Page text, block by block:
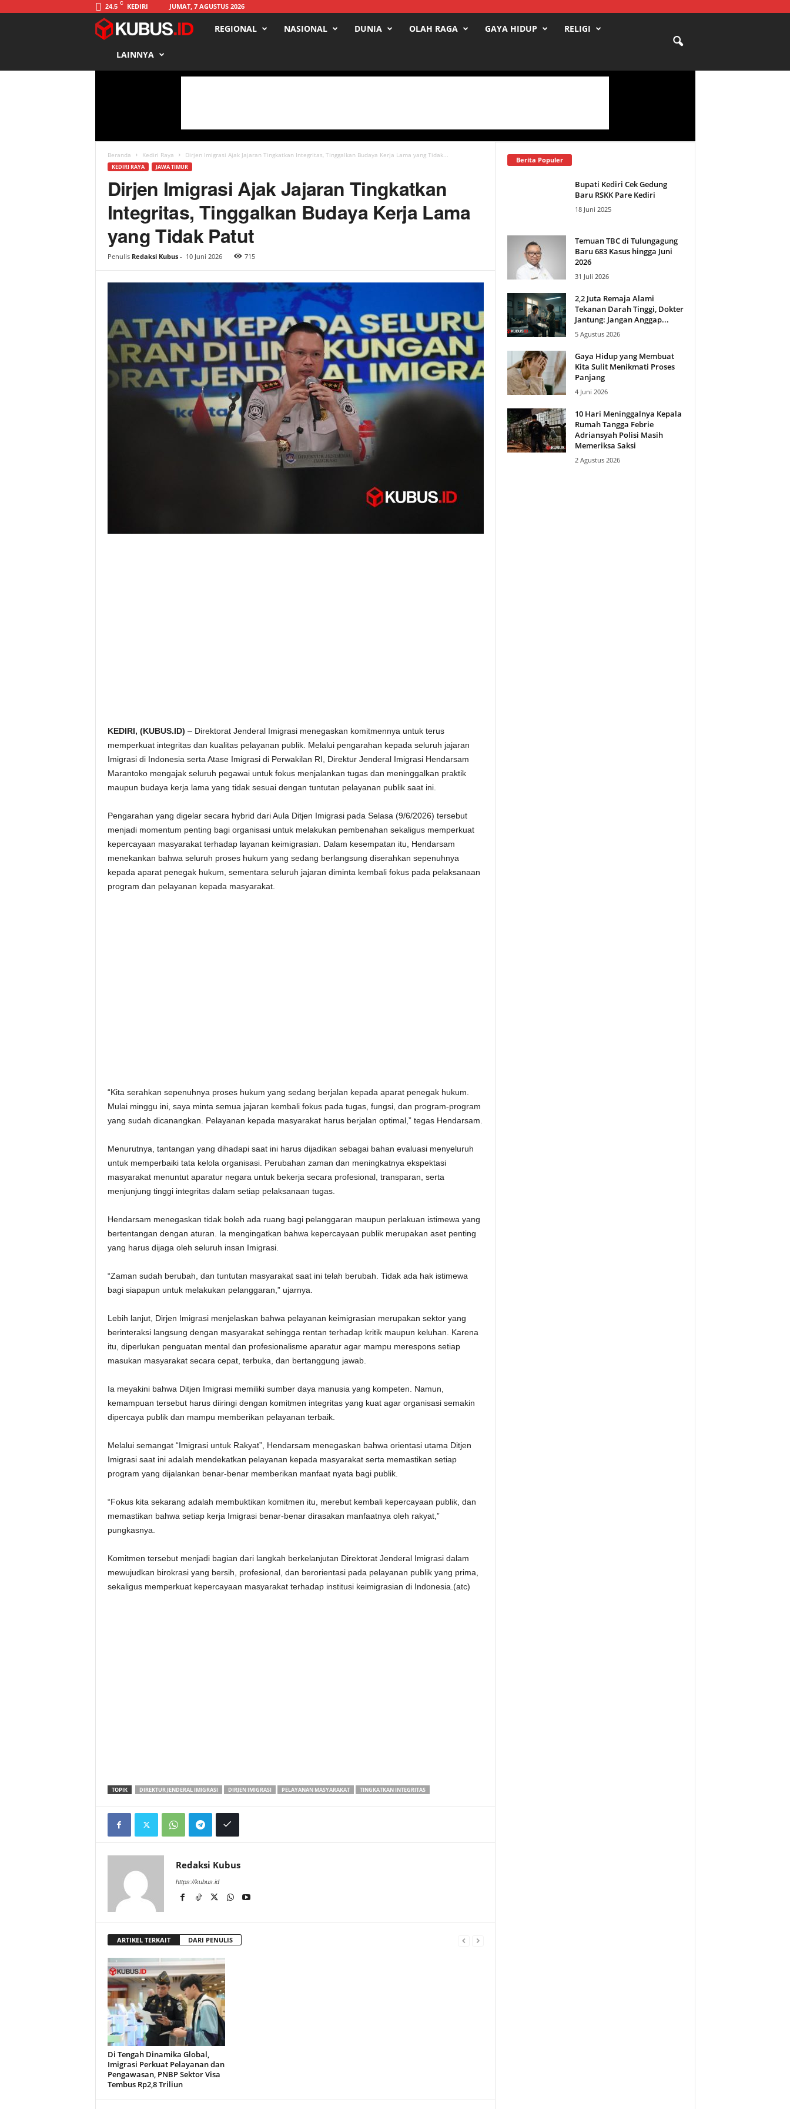
24.5 C KEDIRI JUMAT, 7 AGUSTUS 2026
s
REGIONAL NASIONAL DUNIA OLAH RAGA GAYA HIDUP RELIGI
LAINNYA
Beranda Kediri Raya Dirjen Imigrasi Ajak Jajaran Tingkatkan Integritas, Tinggalkan Budaya Kerja Lama yang Tidak...
KEDIRI RAYA JAWA TIMUR
Dirjen Imigrasi Ajak Jajaran Tingkatkan
Integritas, Tinggalkan Budaya Kerja Lama
yang Tidak Patut
Penulis Redaksi Kubus- 10 Juni 2026 715
KEDIRI, (KUBUS.ID) – Direktorat Jenderal Imigrasi menegaskan komitmennya untuk terus
memperkuat integritas dan kualitas pelayanan publik. Melalui pengarahan kepada seluruh jajaran
Imigrasi di Indonesia serta Atase Imigrasi di Perwakilan RI, Direktur Jenderal Imigrasi Hendarsam
Marantoko mengajak seluruh pegawai untuk fokus menjalankan tugas dan meninggalkan praktik
maupun budaya kerja lama yang tidak sesuai dengan tuntutan pelayanan publik saat ini.
Pengarahan yang digelar secara hybrid dari Aula Ditjen Imigrasi pada Selasa (9/6/2026) tersebut
menjadi momentum penting bagi organisasi untuk melakukan pembenahan sekaligus memperkuat
kepercayaan masyarakat terhadap layanan keimigrasian. Dalam kesempatan itu, Hendarsam
menekankan bahwa seluruh proses hukum yang sedang berlangsung diserahkan sepenuhnya
kepada aparat penegak hukum, sementara seluruh jajaran diminta kembali fokus pada pelaksanaan
program dan pelayanan kepada masyarakat.
“Kita serahkan sepenuhnya proses hukum yang sedang berjalan kepada aparat penegak hukum.
Mulai minggu ini, saya minta semua jajaran kembali fokus pada tugas, fungsi, dan program-program
yang sudah dicanangkan. Pelayanan kepada masyarakat harus berjalan optimal,” tegas Hendarsam.
Menurutnya, tantangan yang dihadapi saat ini harus dijadikan sebagai bahan evaluasi menyeluruh
untuk memperbaiki tata kelola organisasi. Perubahan zaman dan meningkatnya ekspektasi
masyarakat menuntut aparatur negara untuk bekerja secara profesional, transparan, serta
menjunjung tinggi integritas dalam setiap pelaksanaan tugas.
Hendarsam menegaskan tidak boleh ada ruang bagi pelanggaran maupun perlakuan istimewa yang
bertentangan dengan aturan. Ia mengingatkan bahwa kepercayaan publik merupakan aset penting
yang harus dijaga oleh seluruh insan Imigrasi.
“Zaman sudah berubah, dan tuntutan masyarakat saat ini telah berubah. Tidak ada hak istimewa
bagi siapapun untuk melakukan pelanggaran,” ujarnya.
Lebih lanjut, Dirjen Imigrasi menjelaskan bahwa pelayanan keimigrasian merupakan sektor yang
berinteraksi langsung dengan masyarakat sehingga rentan terhadap kritik maupun keluhan. Karena
itu, diperlukan penguatan mental dan profesionalisme aparatur agar mampu merespons setiap
masukan masyarakat secara cepat, terbuka, dan bertanggung jawab.
Ia meyakini bahwa Ditjen Imigrasi memiliki sumber daya manusia yang kompeten. Namun,
kemampuan tersebut harus diiringi dengan komitmen integritas yang kuat agar organisasi semakin
dipercaya publik dan mampu memberikan pelayanan terbaik.
Melalui semangat “Imigrasi untuk Rakyat”, Hendarsam menegaskan bahwa orientasi utama Ditjen
Imigrasi saat ini adalah mendekatkan pelayanan kepada masyarakat serta memastikan setiap
program yang dijalankan benar-benar memberikan manfaat nyata bagi publik.
“Fokus kita sekarang adalah membuktikan komitmen itu, merebut kembali kepercayaan publik, dan
memastikan bahwa setiap kerja Imigrasi benar-benar dirasakan manfaatnya oleh rakyat,”
pungkasnya.
Komitmen tersebut menjadi bagian dari langkah berkelanjutan Direktorat Jenderal Imigrasi dalam
mewujudkan birokrasi yang bersih, profesional, dan berorientasi pada pelayanan publik yang prima,
sekaligus memperkuat kepercayaan masyarakat terhadap institusi keimigrasian di Indonesia.(atc)
TOPIK DIREKTUR JENDERAL IMIGRASI DIRJEN IMIGRASI PELAYANAN MASYARAKAT TINGKATKAN INTEGRITAS
Redaksi Kubus
https://kubus.id
ARTIKEL TERKAIT DARI PENULIS
Di Tengah Dinamika Global,
Imigrasi Perkuat Pelayanan dan
Pengawasan, PNBP Sektor Visa
Tembus Rp2,8 Triliun
Berita Populer
Bupati Kediri Cek Gedung
Baru RSKK Pare Kediri
18 Juni 2025
Temuan TBC di Tulungagung
Baru 683 Kasus hingga Juni
2026
31 Juli 2026
2,2 Juta Remaja Alami
Tekanan Darah Tinggi, Dokter
Jantung: Jangan Anggap...
5 Agustus 2026
Gaya Hidup yang Membuat
Kita Sulit Menikmati Proses
Panjang
4 Juni 2026
10 Hari Meninggalnya Kepala
Rumah Tangga Febrie
Adriansyah Polisi Masih
Memeriksa Saksi
2 Agustus 2026